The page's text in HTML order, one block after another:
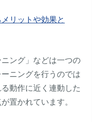
リットや効果と
ング」などは一つの
ニングを行うのでは
動作に近く連動した
置かれています。